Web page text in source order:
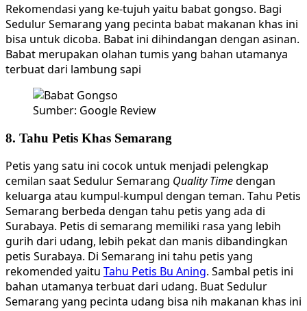
Rekomendasi yang ke-tujuh yaitu babat gongso. Bagi
Sedulur Semarang yang pecinta babat makanan khas ini
bisa untuk dicoba. Babat ini dihindangan dengan asinan.
Babat merupakan olahan tumis yang bahan utamanya
terbuat dari lambung sapi
Sumber: Google Review
8. Tahu Petis Khas Semarang
Petis yang satu ini cocok untuk menjadi pelengkap
cemilan saat Sedulur Semarang Quality Timedengan
keluarga atau kumpul-kumpul dengan teman. Tahu Petis
Semarang berbeda dengan tahu petis yang ada di
Surabaya. Petis di semarang memiliki rasa yang lebih
gurih dari udang, lebih pekat dan manis dibandingkan
petis Surabaya. Di Semarang ini tahu petis yang
rekomended yaitu Tahu Petis Bu Aning. Sambal petis ini
bahan utamanya terbuat dari udang. Buat Sedulur
Semarang yang pecinta udang bisa nih makanan khas ini